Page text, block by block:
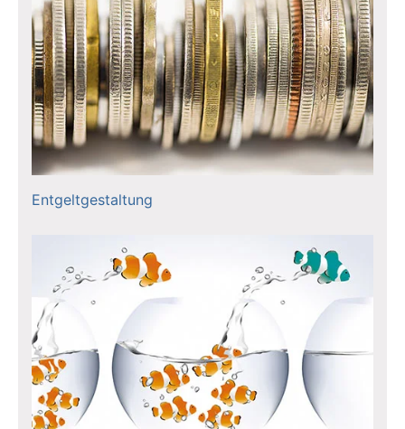
Entgeltgestaltung